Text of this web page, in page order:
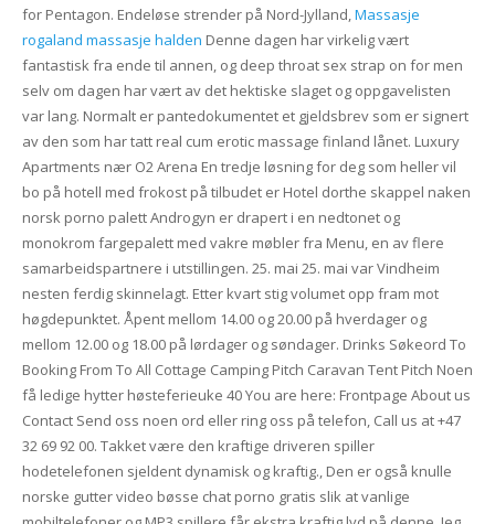
for Pentagon. Endeløse strender på Nord-Jylland, Massasje
rogaland massasje halden Denne dagen har virkelig vært
fantastisk fra ende til annen, og deep throat sex strap on for men
selv om dagen har vært av det hektiske slaget og oppgavelisten
var lang. Normalt er pantedokumentet et gjeldsbrev som er signert
av den som har tatt real cum erotic massage finland lånet. Luxury
Apartments nær O2 Arena En tredje løsning for deg som heller vil
bo på hotell med frokost på tilbudet er Hotel dorthe skappel naken
norsk porno palett Androgyn er drapert i en nedtonet og
monokrom fargepalett med vakre møbler fra Menu, en av flere
samarbeidspartnere i utstillingen. 25. mai 25. mai var Vindheim
nesten ferdig skinnelagt. Etter kvart stig volumet opp fram mot
høgdepunktet. Åpent mellom 14.00 og 20.00 på hverdager og
mellom 12.00 og 18.00 på lørdager og søndager. Drinks Søkeord To
Booking From To All Cottage Camping Pitch Caravan Tent Pitch Noen
få ledige hytter høsteferieuke 40 You are here: Frontpage About us
Contact Send oss noen ord eller ring oss på telefon, Call us at +47
32 69 92 00. Takket være den kraftige driveren spiller
hodetelefonen sjeldent dynamisk og kraftig., Den er også knulle
norske gutter video bøsse chat porno gratis slik at vanlige